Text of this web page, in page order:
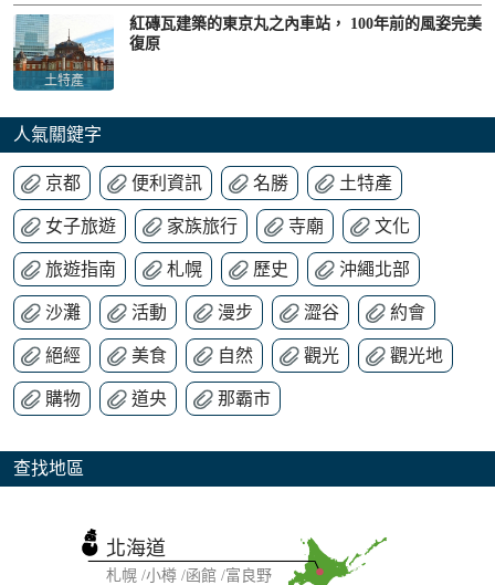
土特產
紅磚瓦建築的東京丸之內車站， 100年前的風姿完美
復原
人氣關鍵字
京都 便利資訊 名勝 土特產
女子旅遊 家族旅行 寺廟 文化
旅遊指南 札幌 歷史 沖繩北部
沙灘 活動 漫步 澀谷 約會
絕經 美食 自然 觀光 觀光地
購物 道央 那霸市
查找地區
北海道
札幌 小樽 函館 富良野